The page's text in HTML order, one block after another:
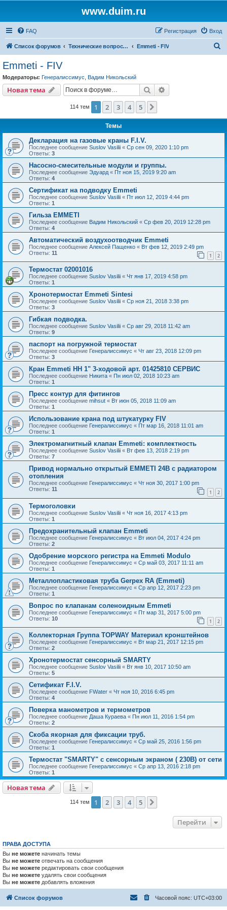
www.duim.ru
FAQ Вход
Регистрация
Список форумов Технические вопросы (по производителям и брендам) Emmeti - FIV
Emmeti - FIV
Модераторы: Генералиссимус Вадим Никольский
Новая тема Поиск
114 тем 1 2 3 4 5
Темы
Декларация на газовые краны F.I.V.
Последнее сообщение Suslov Vasilii « Ср сен 09, 2020 1:10 pm
Ответы: 3
Насосно-смесительные модули и группы.
Последнее сообщение Эдуард « Пт ноя 15, 2019 9:20 am
Ответы: 4
Сертификат на подводку Emmeti
Последнее сообщение Suslov Vasilii « Пт июл 12, 2019 4:44 pm
Ответы: 1
Гильза EMMETI
Последнее сообщение Вадим Никольский « Ср фев 20, 2019 12:28 pm
Ответы: 4
Автоматический воздухоотводчик Emmeti
Последнее сообщение Алексей Пащенко « Вт фев 12, 2019 2:49 pm
Ответы: 11 1 2
Термостат 02001016
Последнее сообщение Suslov Vasilii « Чт янв 17, 2019 4:58 pm
Ответы: 1
Хронотермостат Emmeti Sintesi
Последнее сообщение Suslov Vasilii « Ср ноя 21, 2018 3:38 pm
Ответы: 3
Гибкая подводка.
Последнее сообщение Suslov Vasilii « Ср авг 29, 2018 11:42 am
Ответы: 9
паспорт на погружной термостат
Последнее сообщение Генералиссимус « Чт авг 23, 2018 12:09 pm
Ответы: 3
Кран Emmeti НН 1" 3-ходовой арт. 01425810 СЕРВИС
Последнее сообщение Никита « Пн июл 02, 2018 10:23 am
Ответы: 1
Пресс контур для фитингов
Последнее сообщение mihsut « Вт июн 05, 2018 11:09 am
Ответы: 1
Использование крана под штукатурку FIV
Последнее сообщение Генералиссимус « Пт мар 16, 2018 11:01 am
Ответы: 1
Электромагнитный клапан Emmeti: комплектность
Последнее сообщение Suslov Vasilii « Вт фев 13, 2018 2:19 pm
Ответы: 7
Привод нормально открытый EMMETI 24В c радиатором
отопления
Последнее сообщение Генералиссимус « Чт ноя 30, 2017 1:00 pm
Ответы: 11 1 2
Термоголовки
Последнее сообщение Suslov Vasilii « Чт ноя 16, 2017 4:13 pm
Ответы: 1
Предохранительный клапан Emmeti
Последнее сообщение Генералиссимус « Вт июл 04, 2017 4:24 pm
Ответы: 2
Одобрение морского регистра на Emmeti Modulo
Последнее сообщение Генералиссимус « Ср май 03, 2017 11:11 am
Ответы: 1
Mеталлопластиковая труба Gerpex RA (Emmeti)
Последнее сообщение Генералиссимус « Ср апр 12, 2017 2:23 pm
Ответы: 1
Вопрос по клапанам соленоидным Emmeti
Последнее сообщение Генералиссимус « Пт мар 31, 2017 5:00 pm
Ответы: 10 1 2
Коллекторная Группа TOPWAY Материал кронштейнов
Последнее сообщение Генералиссимус « Вт мар 21, 2017 12:15 pm
Ответы: 2
Хронотермостат сенсорный SMARTY
Последнее сообщение Suslov Vasilii « Вт янв 10, 2017 10:50 am
Ответы: 5
Сетификат F.I.V.
Последнее сообщение FWater « Чт ноя 10, 2016 6:45 pm
Ответы: 4
Поверка манометров и термометров
Последнее сообщение Даша Кураева « Пн июл 11, 2016 1:54 pm
Ответы: 2
Скоба якорная для фиксации труб.
Последнее сообщение Генералиссимус « Ср май 25, 2016 1:56 pm
Ответы: 1
Термостат "SMARTY" с сенсорным экраном ( 230В) от сети
Последнее сообщение Генералиссимус « Ср апр 13, 2016 2:18 pm
Ответы: 1
Новая тема
114 тем 1 2 3 4 5
Перейти
ПРАВА ДОСТУПА
Вы не можете начинать темы
Вы не можете отвечать на сообщения
Вы не можете редактировать свои сообщения
Вы не можете удалять свои сообщения
Вы не можете добавлять вложения
Список форумов Часовой пояс: UTC+03:00